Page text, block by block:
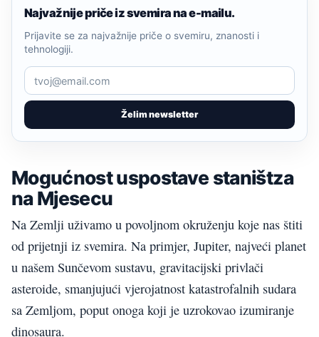
Najvažnije priče iz svemira na e-mailu.
Želim newsletter
Prijavite se za najvažnije priče o svemiru, znanosti i
tehnologiji.
Mogućnost uspostave staništza
na Mjesecu
Na Zemlji uživamo u povoljnom okruženju koje nas štiti
od prijetnji iz svemira. Na primjer, Jupiter, najveći planet
u našem Sunčevom sustavu, gravitacijski privlači
asteroide, smanjujući vjerojatnost katastrofalnih sudara
sa Zemljom, poput onoga koji je uzrokovao izumiranje
dinosaura.